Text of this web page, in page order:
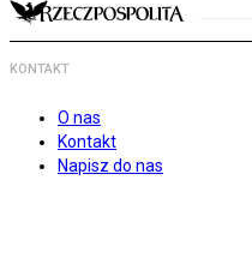
KONTAKT
O nas
Kontakt
Napisz do nas